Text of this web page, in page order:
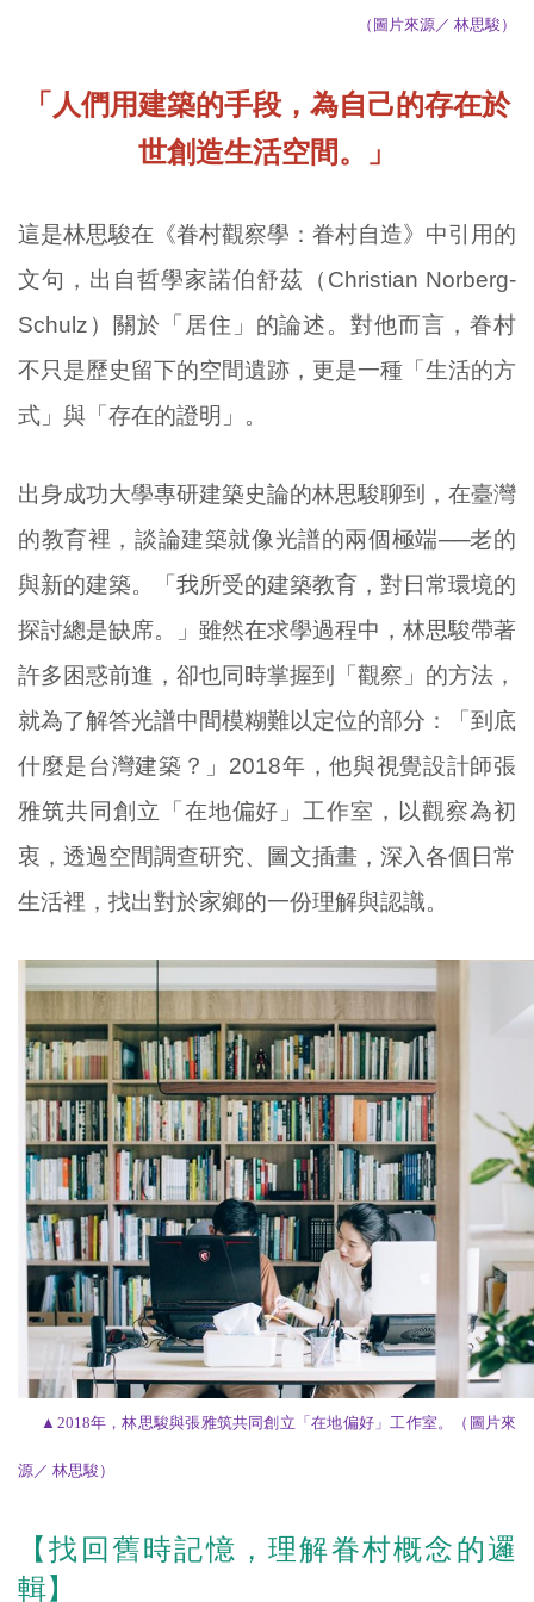
（圖片來源／ 林思駿）
「人們用建築的手段，為自己的存在於
世創造生活空間。」
這是林思駿在《眷村觀察學：眷村自造》中引用的
文句，出自哲學家諾伯舒茲（Christian Norberg-
Schulz）關於「居住」的論述。對他而言，眷村
不只是歷史留下的空間遺跡，更是一種「生活的方
式」與「存在的證明」。
出身成功大學專研建築史論的林思駿聊到，在臺灣
的教育裡，談論建築就像光譜的兩個極端──老的
與新的建築。「我所受的建築教育，對日常環境的
探討總是缺席。」雖然在求學過程中，林思駿帶著
許多困惑前進，卻也同時掌握到「觀察」的方法，
就為了解答光譜中間模糊難以定位的部分：「到底
什麼是台灣建築？」2018年，他與視覺設計師張
雅筑共同創立「在地偏好」工作室，以觀察為初
衷，透過空間調查研究、圖文插畫，深入各個日常
生活裡，找出對於家鄉的一份理解與認識。
▲ 2018年，林思駿與張雅筑共同創立「在地偏好」工作室。（圖片來
源／ 林思駿）
【找回舊時記憶，理解眷村概念的邏
輯】